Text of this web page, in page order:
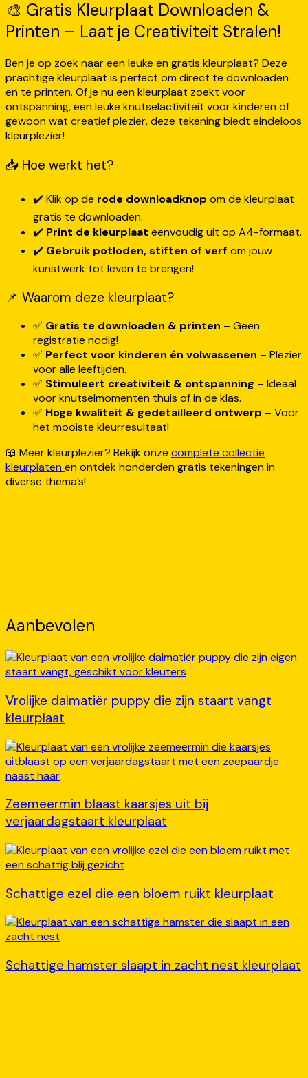
🎨 Gratis Kleurplaat Downloaden &
Printen – Laat je Creativiteit Stralen!
Ben je op zoek naar een leuke en gratis kleurplaat? Deze
prachtige kleurplaat is perfect om direct te downloaden
en te printen. Of je nu een kleurplaat zoekt voor
ontspanning, een leuke knutselactiviteit voor kinderen of
gewoon wat creatief plezier, deze tekening biedt eindeloos
kleurplezier!
📥 Hoe werkt het?
✔️ Klik op de rode downloadknop om de kleurplaat
gratis te downloaden.
✔️ Print de kleurplaat eenvoudig uit op A4-formaat.
✔️ Gebruik potloden, stiften of verf om jouw
kunstwerk tot leven te brengen!
📌 Waarom deze kleurplaat?
✅ Gratis te downloaden & printen – Geen
registratie nodig!
✅ Perfect voor kinderen én volwassenen – Plezier
voor alle leeftijden.
✅ Stimuleert creativiteit & ontspanning – Ideaal
voor knutselmomenten thuis of in de klas.
✅ Hoge kwaliteit & gedetailleerd ontwerp – Voor
het mooiste kleurresultaat!
📖 Meer kleurplezier? Bekijk onze complete collectie
kleurplatenen ontdek honderden gratis tekeningen in
diverse thema’s!
Aanbevolen
Vrolijke dalmatiër puppy die zijn staart vangt
kleurplaat
Zeemeermin blaast kaarsjes uit bij
verjaardagstaart kleurplaat
Schattige ezel die een bloem ruikt kleurplaat
Schattige hamster slaapt in zacht nest kleurplaat